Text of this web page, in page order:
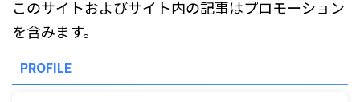
このサイトおよびサイト内の記事はプロモーション
を含みます。
PROFILE